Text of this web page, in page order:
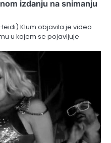
izdanju na snimanju
Klum objavila je video
u kojem se pojavljuje